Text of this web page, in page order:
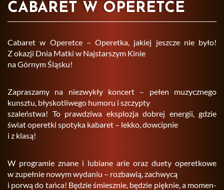
CABARET W OPERETCE
Ca­ba­ret w Ope­ret­ce – Ope­ret­ka, ja­kiej jesz­cze nie było!
Z oka­zji Dnia Matki w Naj­star­szym Kinie
na Gór­nym Ślą­sku!
Za­pra­sza­my na nie­zwy­kły kon­cert – pełen mu­zycz­ne­go
kunsz­tu, bły­sko­tli­we­go hu­mo­ru i szczyp­ty
sza­leń­stwa! To praw­dzi­wa eks­plo­zja do­brej ener­gii, gdzie
świat ope­ret­ki spo­ty­ka ka­ba­ret – lekko, dow­cip­nie
i z klasą!
W pro­gra­mie znane i lu­bia­ne arie oraz duety ope­ret­ko­we
w zu­peł­nie nowym wy­da­niu – roz­ba­wią, za­chwy­cą
i porwą do tańca! Bę­dzie śmiesz­nie, bę­dzie pięk­nie, a mo­men­